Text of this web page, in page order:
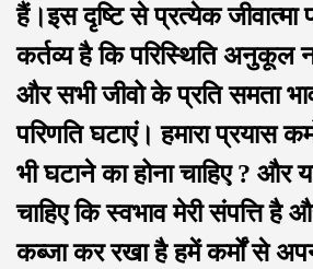
हैं।इस दृष्टि से प्रत्येक जीवात्मा
कर्तव्य है कि परिस्थिति अनुकूल
और सभी जीवो के प्रति समता
परिणति घटाएं। हमारा प्रयास
भी घटाने का होना चाहिए ? और
चाहिए कि स्वभाव मेरी संपत्ति है
कब्जा कर रखा है हमें कर्मों से